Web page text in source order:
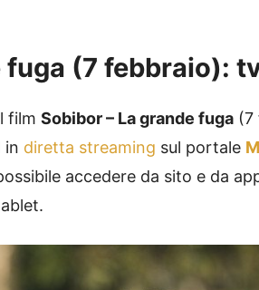
fuga (7 febbraio):
film Sobibor – La grande fuga (7
in diretta streaming sul portale
accedere da sito e da